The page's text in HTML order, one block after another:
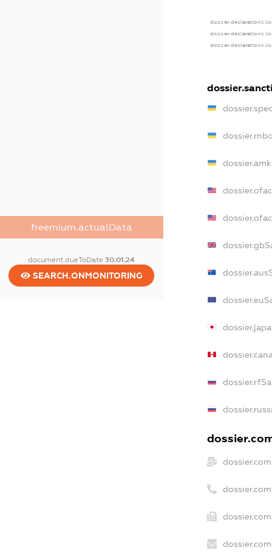
freemium.actualData
document.dueToDate30.01.24
SEARCH.ONMONITORING